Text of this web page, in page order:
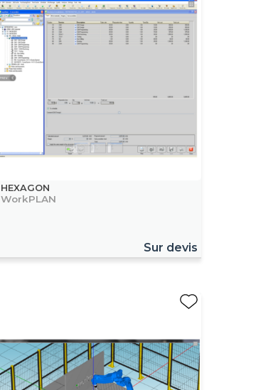
HEXAGON
WorkPLAN
Sur devis